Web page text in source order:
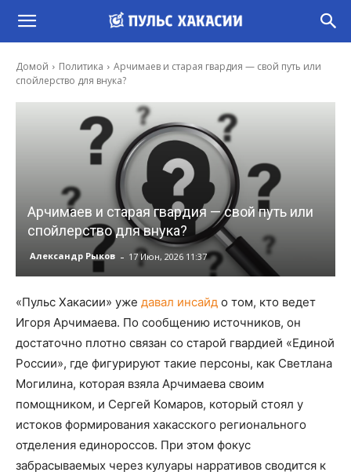
Домой Политика
Арчимаев и старая гвардия — свой путь или
спойлерство для внука?
Арчимаев и старая гвардия — свой путь или
спойлерство для внука?
Александр Рыков - 17 Июн, 2026 11:37
«Пульс Хакасии» уже давал инсайд о том, кто ведет
Игоря Арчимаева. По сообщению источников, он
достаточно плотно связан со старой гвардией «Единой
России», где фигурируют такие персоны, как Светлана
Могилина, которая взяла Арчимаева своим
помощником, и Сергей Комаров, который стоял у
истоков формирования хакасского регионального
отделения единороссов. При этом фокус
забрасываемых через кулуары нарративов сводится к